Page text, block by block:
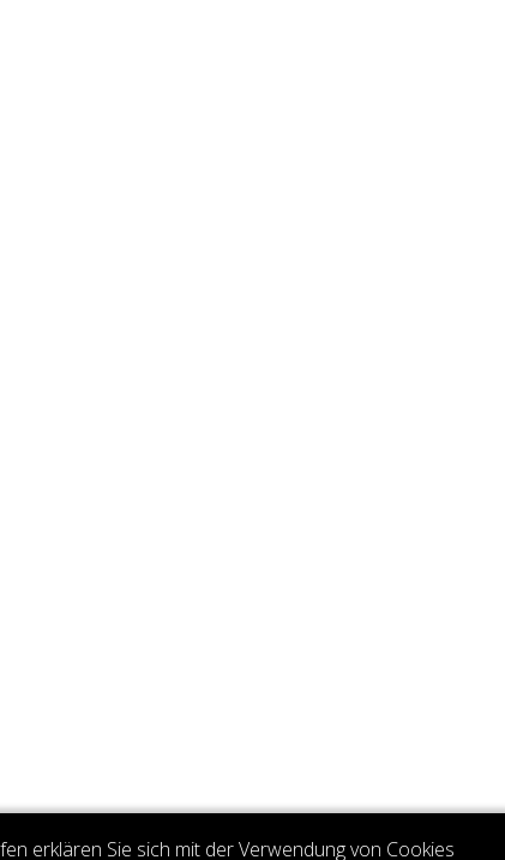
erklären Sie sich mit der Verwendung von Cookies